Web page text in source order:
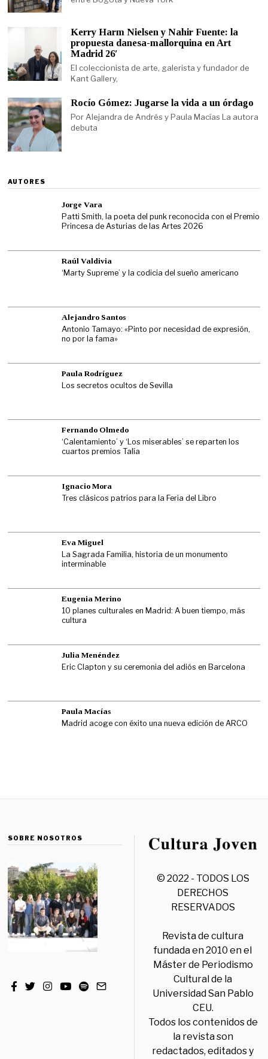
Kerry Harm Nielsen y Nahir Fuente: la
propuesta danesa-mallorquina en Art
Madrid 26′
El coleccionista de arte, galerista y fundador de
Kant Gallery,
Rocío Gómez: Jugarse la vida a un órdago
Por Alejandra de Andrés y Paula Macías La autora
debuta
AUTORES
Jorge Vara
Patti Smith, la poeta del punk reconocida con el Premio
Princesa de Asturias de las Artes 2026
Raúl Valdivia
‘Marty Supreme’ y la codicia del sueño americano
Alejandro Santos
Antonio Tamayo: «Pinto por necesidad de expresión,
no por la fama»
Paula Rodríguez
Los secretos ocultos de Sevilla
Fernando Olmedo
‘Calentamiento’ y ‘Los miserables’ se reparten los
cuartos premios Talía
Ignacio Mora
Tres clásicos patrios para la Feria del Libro
Eva Miguel
La Sagrada Familia, historia de un monumento
interminable
Eugenia Merino
10 planes culturales en Madrid: A buen tiempo, más
cultura
Julia Menéndez
Eric Clapton y su ceremonia del adiós en Barcelona
Paula Macías
Madrid acoge con éxito una nueva edición de ARCO
SOBRE NOSOTROS
© 2022 - TODOS LOS
DERECHOS
RESERVADOS
Revista de cultura
fundada en 2010 en el
Máster de Periodismo
Cultural de la
Universidad San Pablo
CEU.
Todos los contenidos de
la revista son
redactados, editados y